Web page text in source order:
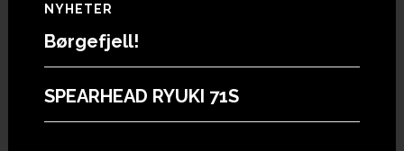
Footer
NYHETER
Børgefjell!
SPEARHEAD RYUKI 71S